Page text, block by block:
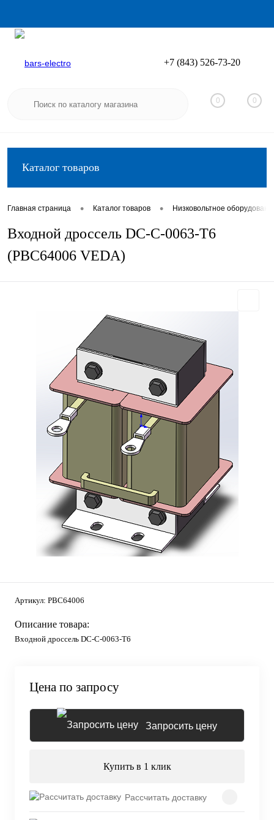
Вход
+7 (843) 526-73-20
0 0
Каталог товаров
Главная страница • Каталог товаров • Низковольтное
Входной дроссель DC-C-0063-T6
(PBC64006 VEDA)
Артикул: PBC64006
Описание товара:
Входной дроссель DC-C-0063-T6
Цена по запросу
Запросить цену
Купить в 1 клик
Рассчитать доставку